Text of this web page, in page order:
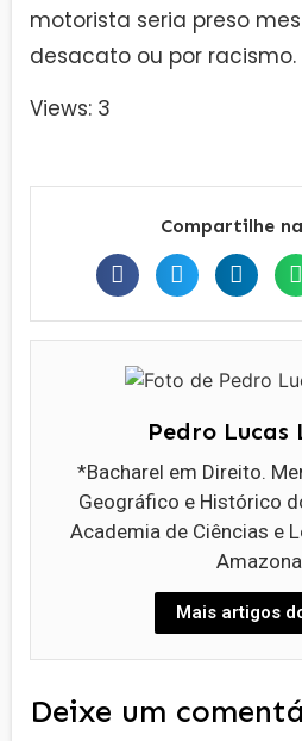
motorista seria preso
desacato ou por racismo.
Views: 3
Compartilhe
Pedro Lucas
*Bacharel em Direito.
Geográfico e Histórico
Academia de Ciências e
Mais artigos
Deixe um